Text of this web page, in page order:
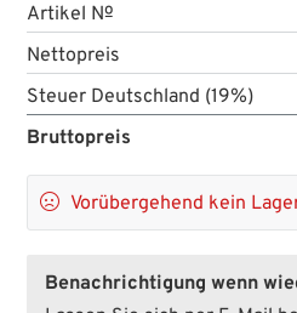
Artikel №
Nettopreis
Steuer Deutschland (19%)
Bruttopreis
 Vorübergehend kein
Benachrichtigung wenn